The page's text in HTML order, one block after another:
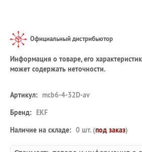
Официальный дистрибьютор
Информация о товаре, его
может содержать неточности.
Артикул: mcb6-4-32D-av
Бренд: EKF
Наличие на складе: 0 шт. (под заказ)